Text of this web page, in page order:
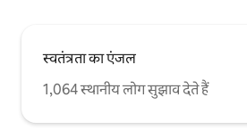
स्वतंत्रता का एंजल
1,064 स्थानीय लोग सुझाव देते हैं